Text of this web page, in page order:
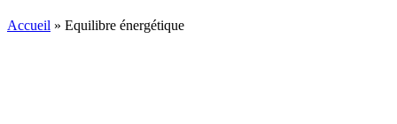
Accueil » Equilibre énergétique